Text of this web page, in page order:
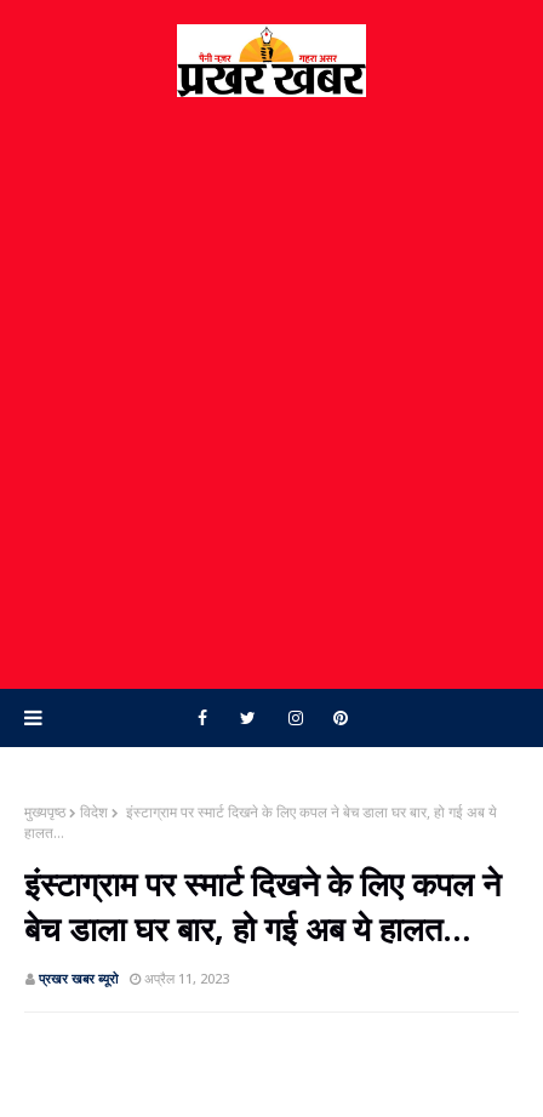
मुख्यपृष्ठ विदेश
इंस्‍टाग्राम पर स्‍मार्ट दिखने के लिए कपल ने बेच डाला घर बार, हो गई अब ये
हालत…
इंस्‍टाग्राम पर स्‍मार्ट दिखने के लिए कपल ने
बेच डाला घर बार, हो गई अब ये हालत…
प्रखर खबर ब्‍यूरो अप्रैल 11, 2023